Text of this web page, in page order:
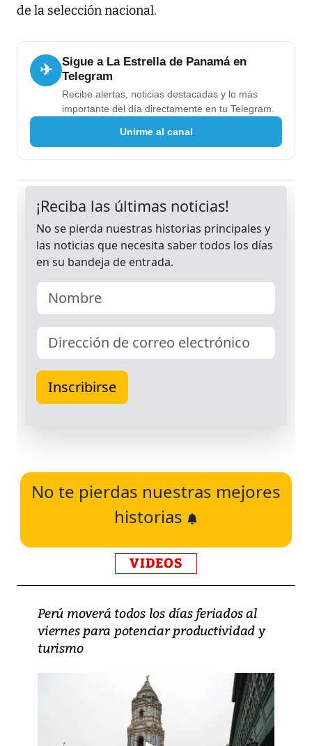
de la selección nacional.
✈
Sigue a La Estrella de Panamá en
Telegram
Recibe alertas, noticias destacadas y lo más
importante del día directamente en tu Telegram.
Unirme al canal
No te pierdas nuestras mejores
historias
VIDEOS
Perú moverá todos los días feriados al
viernes para potenciar productividad y
turismo